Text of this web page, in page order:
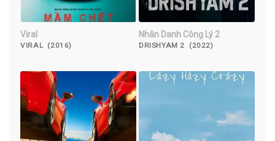
Viral
VIRAL (2016)
Nhân Danh Công Lý 2
DRISHYAM 2 (2022)